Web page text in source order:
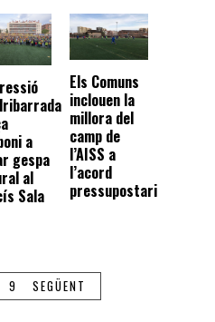
a
gespa
al
Sala
Els Comuns
inclouen la
millora del
camp de
l’AISS a
l’acord
pressupostari
9 SEGÜENT